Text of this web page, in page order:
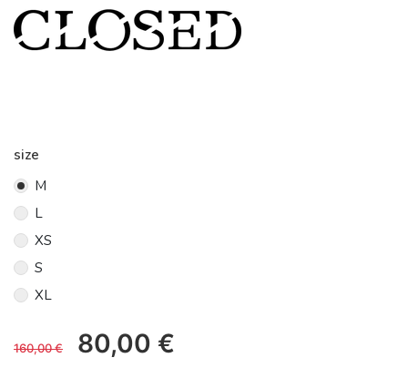
size
M
L
XS
S
XL
160,00€ 80,00 €